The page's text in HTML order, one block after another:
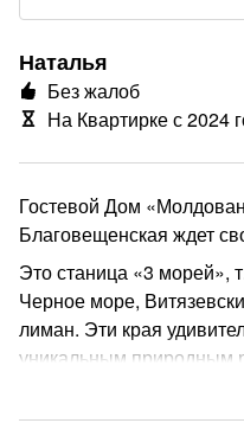
Наталья
Без жалоб
На Квартирке с 2024
Гостевой Дом
Благовещенская ждет
Это станица «3 морей»,
Черное море,
лиман. Эти края
уникальным природным
первоклассных
грязи, виноградники,